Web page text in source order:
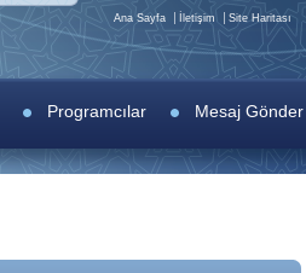
Ana Sayfa İletişim Site Haritası
Programcılar Mesaj Gönder